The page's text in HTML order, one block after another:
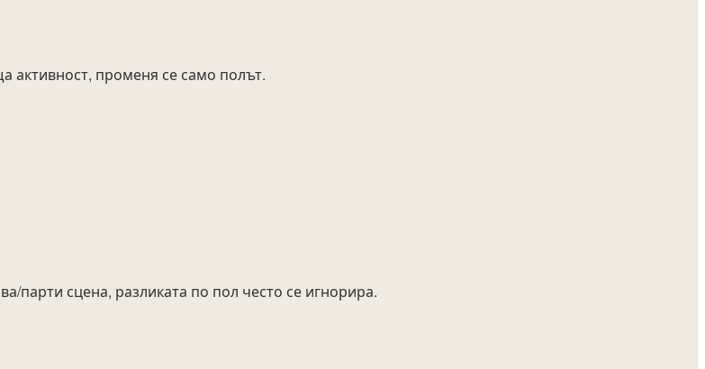
променя се само полът.
сцена, разликата по пол често се игнорира.